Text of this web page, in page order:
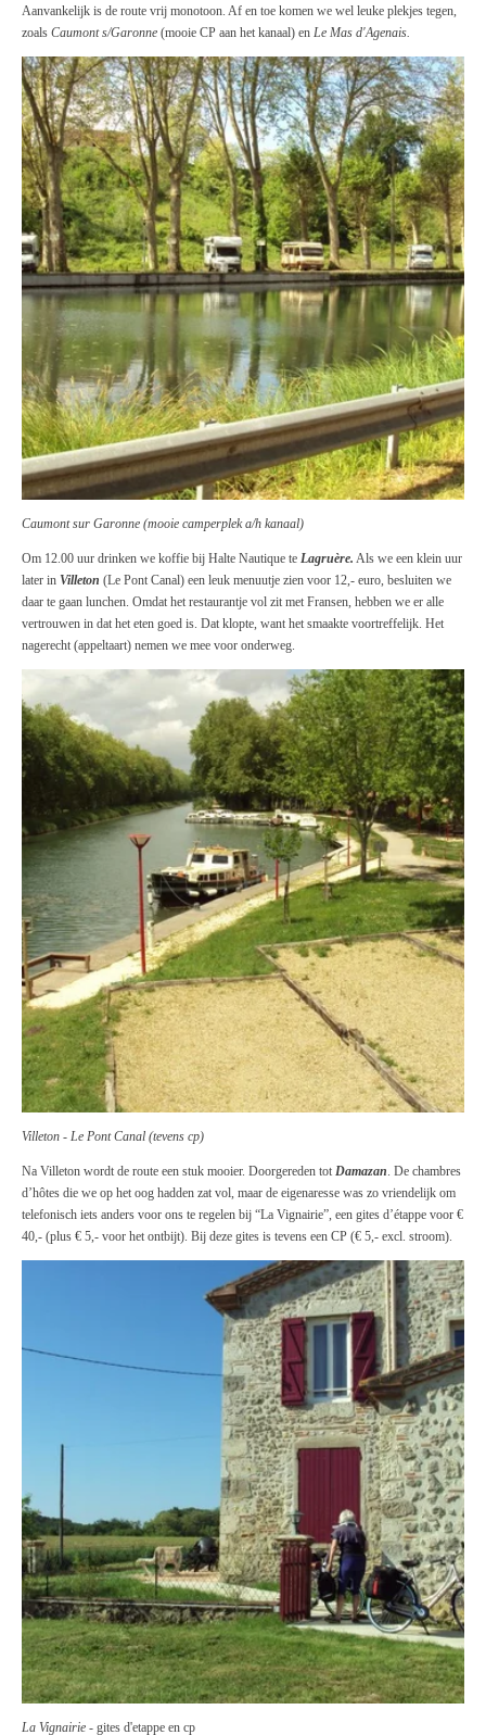
Aanvankelijk is de route vrij monotoon. Af en toe komen we wel leuke plekjes tegen,
zoals Caumont s/Garonne (mooie CP aan het kanaal) en Le Mas d'Agenais.
Caumont sur Garonne (mooie camperplek a/h kanaal)
Om 12.00 uur drinken we koffie bij Halte Nautique te Lagruère. Als we een klein uur
later in Villeton (Le Pont Canal) een leuk menuutje zien voor 12,- euro, besluiten we
daar te gaan lunchen. Omdat het restaurantje vol zit met Fransen, hebben we er alle
vertrouwen in dat het eten goed is. Dat klopte, want het smaakte voortreffelijk. Het
nagerecht (appeltaart) nemen we mee voor onderweg.
Villeton - Le Pont Canal (tevens cp)
Na Villeton wordt de route een stuk mooier. Doorgereden tot Damazan. De chambres
d’hôtes die we op het oog hadden zat vol, maar de eigenaresse was zo vriendelijk om
telefonisch iets anders voor ons te regelen bij “La Vignairie”, een gites d’étappe voor €
40,- (plus € 5,- voor het ontbijt). Bij deze gites is tevens een CP (€ 5,- excl. stroom).
La Vignairie - gites d'etappe en cp